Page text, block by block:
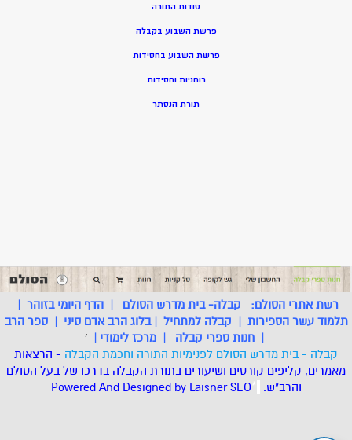
סודות התורה
פרשת השבוע בקבלה
פרשת השבוע בחסידות
רוחניות וחסידות
תורת הנסתר
רשת אתרי הסולם: קבלה- בית מדרש הסולם |הדף היומי בזוהר |
תלמוד עשר הספירות | קבלה למתחיל |בלוג הרב אדם סיני |ספר הרב
| חנות ספרי קבלה | מרכז לימודי |
'
קבלה - בית מדרש הסולם לפנימיות התורה וחכמת הקבלה - הרצאות
מאמרים, קליפים קורסים ושיעורים בתורת הקבלה בדרכו של בעל הסולם
והרב"ש. *
Powered And Designed by LaisnerSEO